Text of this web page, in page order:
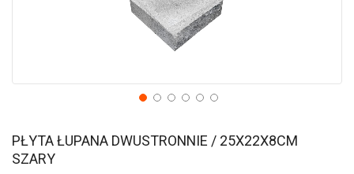
PŁYTA ŁUPANA DWUSTRONNIE / 25X22X8CM
SZARY